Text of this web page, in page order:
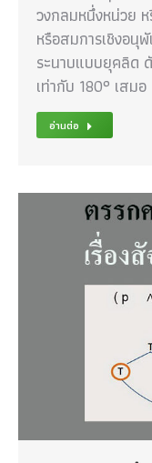
วงกลมหนึ่งหน่วย
หรือสมการเชิงอนุ
ระนาบแบบยุคลิด
เท่ากับ 180° เสมอ
อ่านต่อ